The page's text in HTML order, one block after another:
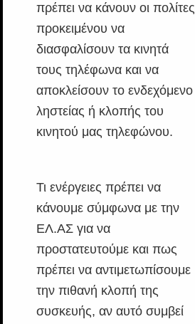
πρέπει να κάνουν οι πολίτες
προκειμένου να
διασφαλίσουν τα κινητά
τους τηλέφωνα και να
αποκλείσουν το ενδεχόμενο
ληστείας ή κλοπής του
κινητού μας τηλεφώνου.
Τι ενέργειες πρέπει να
κάνουμε σύμφωνα με την
ΕΛ.ΑΣ για να
προστατευτούμε και πως
πρέπει να αντιμετωπίσουμε
την πιθανή κλοπή της
συσκευής, αν αυτό συμβεί